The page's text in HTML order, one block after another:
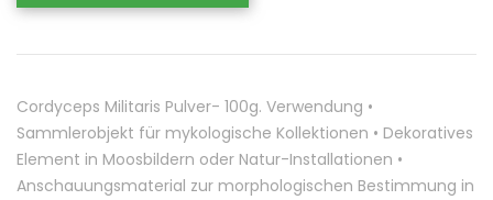
Cordyceps Militaris Pulver- 100g. Verwendung •
Sammlerobjekt für mykologische Kollektionen • Dekoratives
Element in Moosbildern oder Natur-Installationen •
Anschauungsmaterial zur morphologischen Bestimmung in